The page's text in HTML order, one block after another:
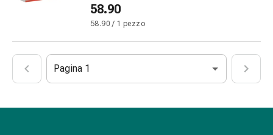
nastri
Medicazioni
e
reti
Materiali
58.90
58.90 / 1 pezzo
Pagina 1